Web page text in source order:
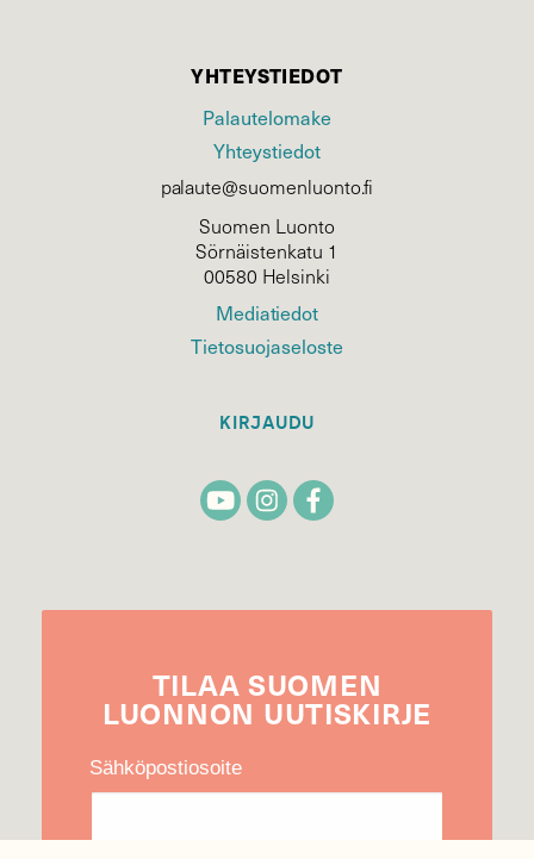
YHTEYSTIEDOT
Palautelomake
Yhteystiedot
palaute@suomenluonto.fi
Suomen Luonto
Sörnäistenkatu 1
00580 Helsinki
Mediatiedot
Tietosuojaseloste
KIRJAUDU
TILAA SUOMEN
LUONNON UUTIS­KIRJE
Sähköpostiosoite